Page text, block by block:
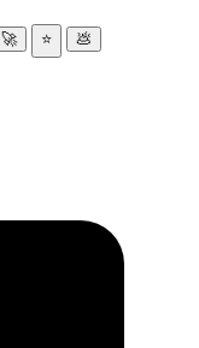
🚀 ⭐ 💩